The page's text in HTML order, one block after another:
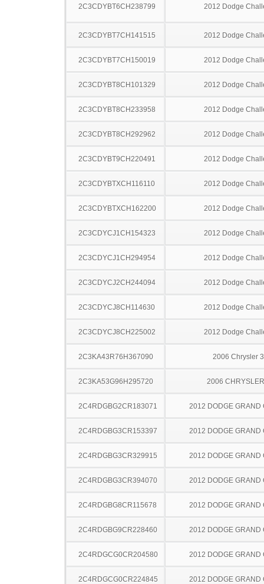
2C3CDYBT6CH238799 2012 Dodge
2C3CDYBT7CH141515 2012 Dodge
2C3CDYBT7CH150019 2012 Dodge
2C3CDYBT8CH101329 2012 Dodge
2C3CDYBT8CH233958 2012 Dodge
2C3CDYBT8CH292962 2012 Dodge
2C3CDYBT9CH220491 2012 Dodge
2C3CDYBTXCH116110 2012 Dodge
2C3CDYBTXCH162200 2012 Dodge
2C3CDYCJ1CH154323 2012 Dodge
2C3CDYCJ1CH294954 2012 Dodge
2C3CDYCJ2CH244094 2012 Dodge
2C3CDYCJ8CH114630 2012 Dodge
2C3CDYCJ8CH225002 2012 Dodge
2C3KA43R76H367090 2006 Chrysler
2C3KA53G96H295720 2006
2C4RDGBG2CR183071 2012 DODGE GRAND
2C4RDGBG3CR153397 2012 DODGE GRAND
2C4RDGBG3CR329915 2012 DODGE GRAND
2C4RDGBG3CR394070 2012 DODGE GRAND
2C4RDGBG8CR115678 2012 DODGE GRAND
2C4RDGBG9CR228460 2012 DODGE GRAND
2C4RDGCG0CR204580 2012 DODGE GRAND
2C4RDGCG0CR224845 2012 DODGE GRAND